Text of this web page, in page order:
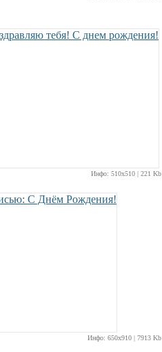
Инфо: 510х510 | 221 Kb
Инфо: 650х910 | 7913 Kb